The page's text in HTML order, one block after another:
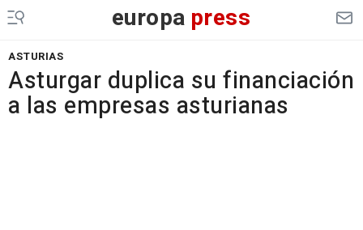
europa press
ASTURIAS
Asturgar duplica su financiación
a las empresas asturianas